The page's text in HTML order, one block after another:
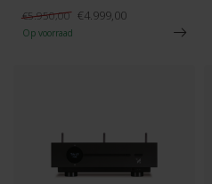
€5.950,00 €4.999,00
Op voorraad